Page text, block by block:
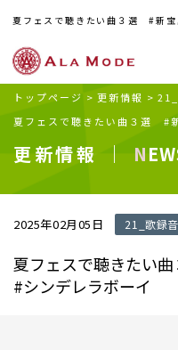
夏フェスで聴きたい曲３選 #新
トップページ > 更新情報 >
夏フェスで聴きたい曲３選 #
更新情報 ｜
2025年02月05日 21_歌録音
夏フェスで聴きたい
#シンデレラボーイ